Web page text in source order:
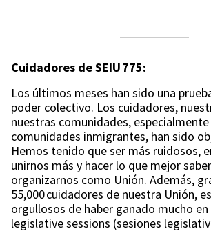
Cuidadores de SEIU 775:
Los últimos meses han sido una
poder colectivo. Los cuidadores,
nuestras comunidades,
comunidades inmigrantes, han sido
Hemos tenido que ser más ruidosos,
unirnos más y hacer lo que mejor
organizarnos como Unión. Además,
55,000 cuidadores de nuestra Unión,
orgullosos de haber ganado mucho
legislative sessions (sesiones